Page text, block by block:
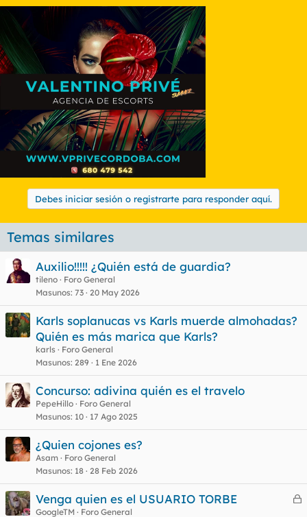
Debes iniciar sesión o registrarte para responder aquí.
Temas similares
Auxilio!!!!! ¿Quién está de guardia?
tileno
Foro General
Masunos 73 20 May 2026
Karls soplanucas vs Karls muerde almohadas?
Quién es más marica que Karls?
karls
Foro General
Masunos 289 1 Ene 2026
Concurso: adivina quién es el travelo
PepeHillo
Foro General
Masunos 10 17 Ago 2025
¿Quien cojones es?
Asam
Foro General
Masunos 18 28 Feb 2026
C
Venga quien es el USUARIO TORBE
GoogleTM
Foro General